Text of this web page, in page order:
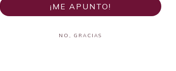
del 2024 por la Academia de
¡ME APUNTO!
NO, GRACIAS